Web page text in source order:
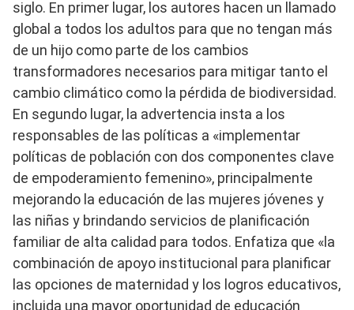
siglo. En primer lugar, los autores hacen un llamado
global a todos los adultos para que no tengan más
de un hijo como parte de los cambios
transformadores necesarios para mitigar tanto el
cambio climático como la pérdida de biodiversidad.
En segundo lugar, la advertencia insta a los
responsables de las políticas a «implementar
políticas de población con dos componentes clave
de empoderamiento femenino», principalmente
mejorando la educación de las mujeres jóvenes y
las niñas y brindando servicios de planificación
familiar de alta calidad para todos. Enfatiza que «la
combinación de apoyo institucional para planificar
las opciones de maternidad y los logros educativos,
incluida una mayor oportunidad de educación